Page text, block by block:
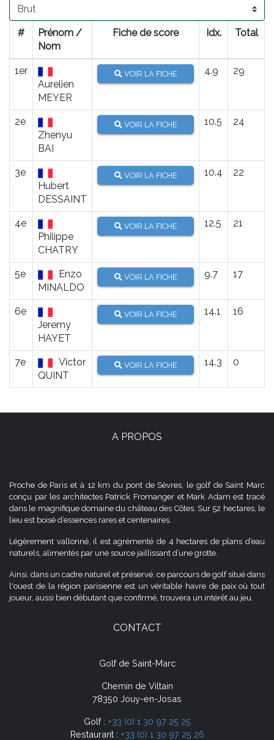
#
Prénom /
Nom
Fiche de score Idx. Total
1er
Aurelien
MEYER
VOIR LA FICHE 4.9 29
2e
Zhenyu
BAI
VOIR LA FICHE 10.5 24
3e
Hubert
DESSAINT
VOIR LA FICHE 10.4 22
4e
Philippe
CHATRY
VOIR LA FICHE 12.5 21
5e
Enzo
MINALDO
VOIR LA FICHE 9.7 17
6e
Jeremy
HAYET
VOIR LA FICHE 14.1 16
7e
Victor
QUINT
VOIR LA FICHE 14.3 0
A PROPOS
Proche de Paris et à 12 km du pont de Sèvres, le golf de Saint Marc
conçu par les architectes Patrick Fromanger et Mark Adam est tracé
dans le magnifique domaine du château des Côtes. Sur 52 hectares, le
lieu est boisé d’essences rares et centenaires.
Légèrement vallonné, il est agrémenté de 4 hectares de plans d’eau
naturels, alimentés par une source jaillissant d’une grotte.
Ainsi, dans un cadre naturel et préservé, ce parcours de golf situé dans
l'ouest de la région parisienne est un véritable havre de paix où tout
joueur, aussi bien débutant que confirmé, trouvera un intérêt au jeu.
CONTACT
Golf de Saint-Marc
Chemin de Viltain
78350 Jouy-en-Josas
Golf : +33 (0) 1 30 97 25 25
Restaurant : +33 (0) 1 30 97 25 26